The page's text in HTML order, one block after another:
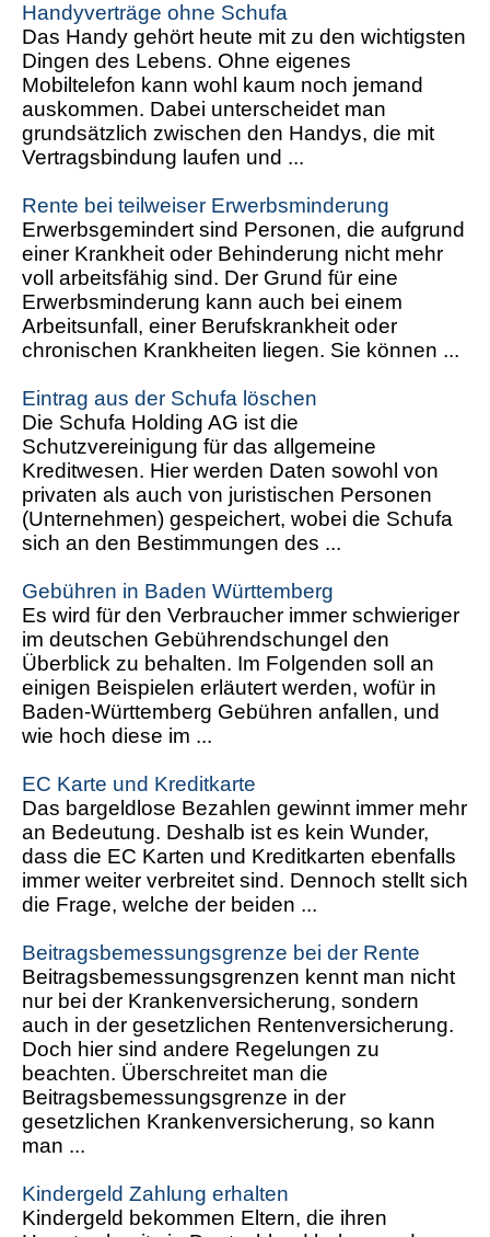
Handyverträge ohne Schufa
Das Handy gehört heute mit zu den wichtigsten
Dingen des Lebens. Ohne eigenes
Mobiltelefon kann wohl kaum noch jemand
auskommen. Dabei unterscheidet man
grundsätzlich zwischen den Handys, die mit
Vertragsbindung laufen und ...
Rente bei teilweiser Erwerbsminderung
Erwerbsgemindert sind Personen, die aufgrund
einer Krankheit oder Behinderung nicht mehr
voll arbeitsfähig sind. Der Grund für eine
Erwerbsminderung kann auch bei einem
Arbeitsunfall, einer Berufskrankheit oder
chronischen Krankheiten liegen. Sie können ...
Eintrag aus der Schufa löschen
Die Schufa Holding AG ist die
Schutzvereinigung für das allgemeine
Kreditwesen. Hier werden Daten sowohl von
privaten als auch von juristischen Personen
(Unternehmen) gespeichert, wobei die Schufa
sich an den Bestimmungen des ...
Gebühren in Baden Württemberg
Es wird für den Verbraucher immer schwieriger
im deutschen Gebührendschungel den
Überblick zu behalten. Im Folgenden soll an
einigen Beispielen erläutert werden, wofür in
Baden-Württemberg Gebühren anfallen, und
wie hoch diese im ...
EC Karte und Kreditkarte
Das bargeldlose Bezahlen gewinnt immer mehr
an Bedeutung. Deshalb ist es kein Wunder,
dass die EC Karten und Kreditkarten ebenfalls
immer weiter verbreitet sind. Dennoch stellt sich
die Frage, welche der beiden ...
Beitragsbemessungsgrenze bei der Rente
Beitragsbemessungsgrenzen kennt man nicht
nur bei der Krankenversicherung, sondern
auch in der gesetzlichen Rentenversicherung.
Doch hier sind andere Regelungen zu
beachten. Überschreitet man die
Beitragsbemessungsgrenze in der
gesetzlichen Krankenversicherung, so kann
man ...
Kindergeld Zahlung erhalten
Kindergeld bekommen Eltern, die ihren